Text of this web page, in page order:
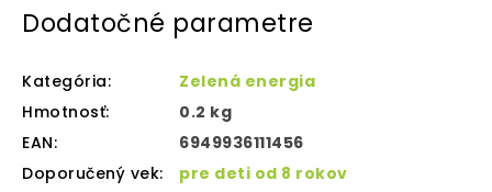
Dodatočné parametre
Kategória:
Zelená energia
Hmotnosť:
0.2 kg
EAN:
6949936111456
Doporučený vek:
pre deti od 8 rokov